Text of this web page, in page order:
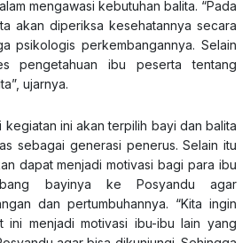
mengawasi kebutuhan balita. “Pada
akan diperiksa kesehatannya secara
psikologis perkembangannya. Selain
pengetahuan ibu peserta tentang
ujarnya.
ini akan terpilih bayi dan balita
sebagai generasi penerus. Selain itu
dapat menjadi motivasi bagi para ibu
bayinya ke Posyandu agar
dan pertumbuhannya. “Kita ingin
ini menjadi motivasi ibu-ibu lain yang